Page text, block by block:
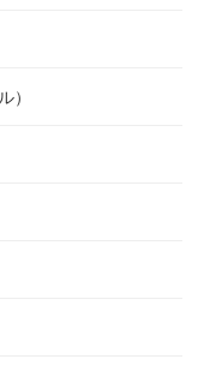
）